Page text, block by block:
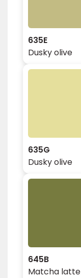
635E
Dusky olive
635G
Dusky olive
645B
Matcha latte